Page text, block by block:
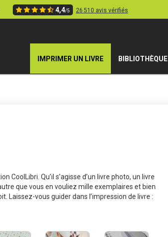
4,4/5 26 510 avis vérifiés
IMPRIMER UN LIVRE BIBLIOTHÈQUE
CoolLibri. Qu’il s’agisse d’un livre photo, un livre
que vous en vouliez mille exemplaires et bien
Laissez-vous guider dans l’impression de livre :